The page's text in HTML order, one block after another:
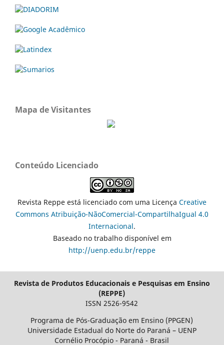
Mapa de Visitantes
Conteúdo Licenciado
Revista Reppe está licenciado com uma Licença Creative
Commons Atribuição-NãoComercial-CompartilhaIgual 4.0
Internacional.
Baseado no trabalho disponível em
http://uenp.edu.br/reppe
Revista de Produtos Educacionais e Pesquisas em Ensino
(REPPE)
ISSN 2526-9542
Programa de Pós-Graduação em Ensino (PPGEN)
Universidade Estadual do Norte do Paraná – UENP
Cornélio Procópio - Paraná - Brasil